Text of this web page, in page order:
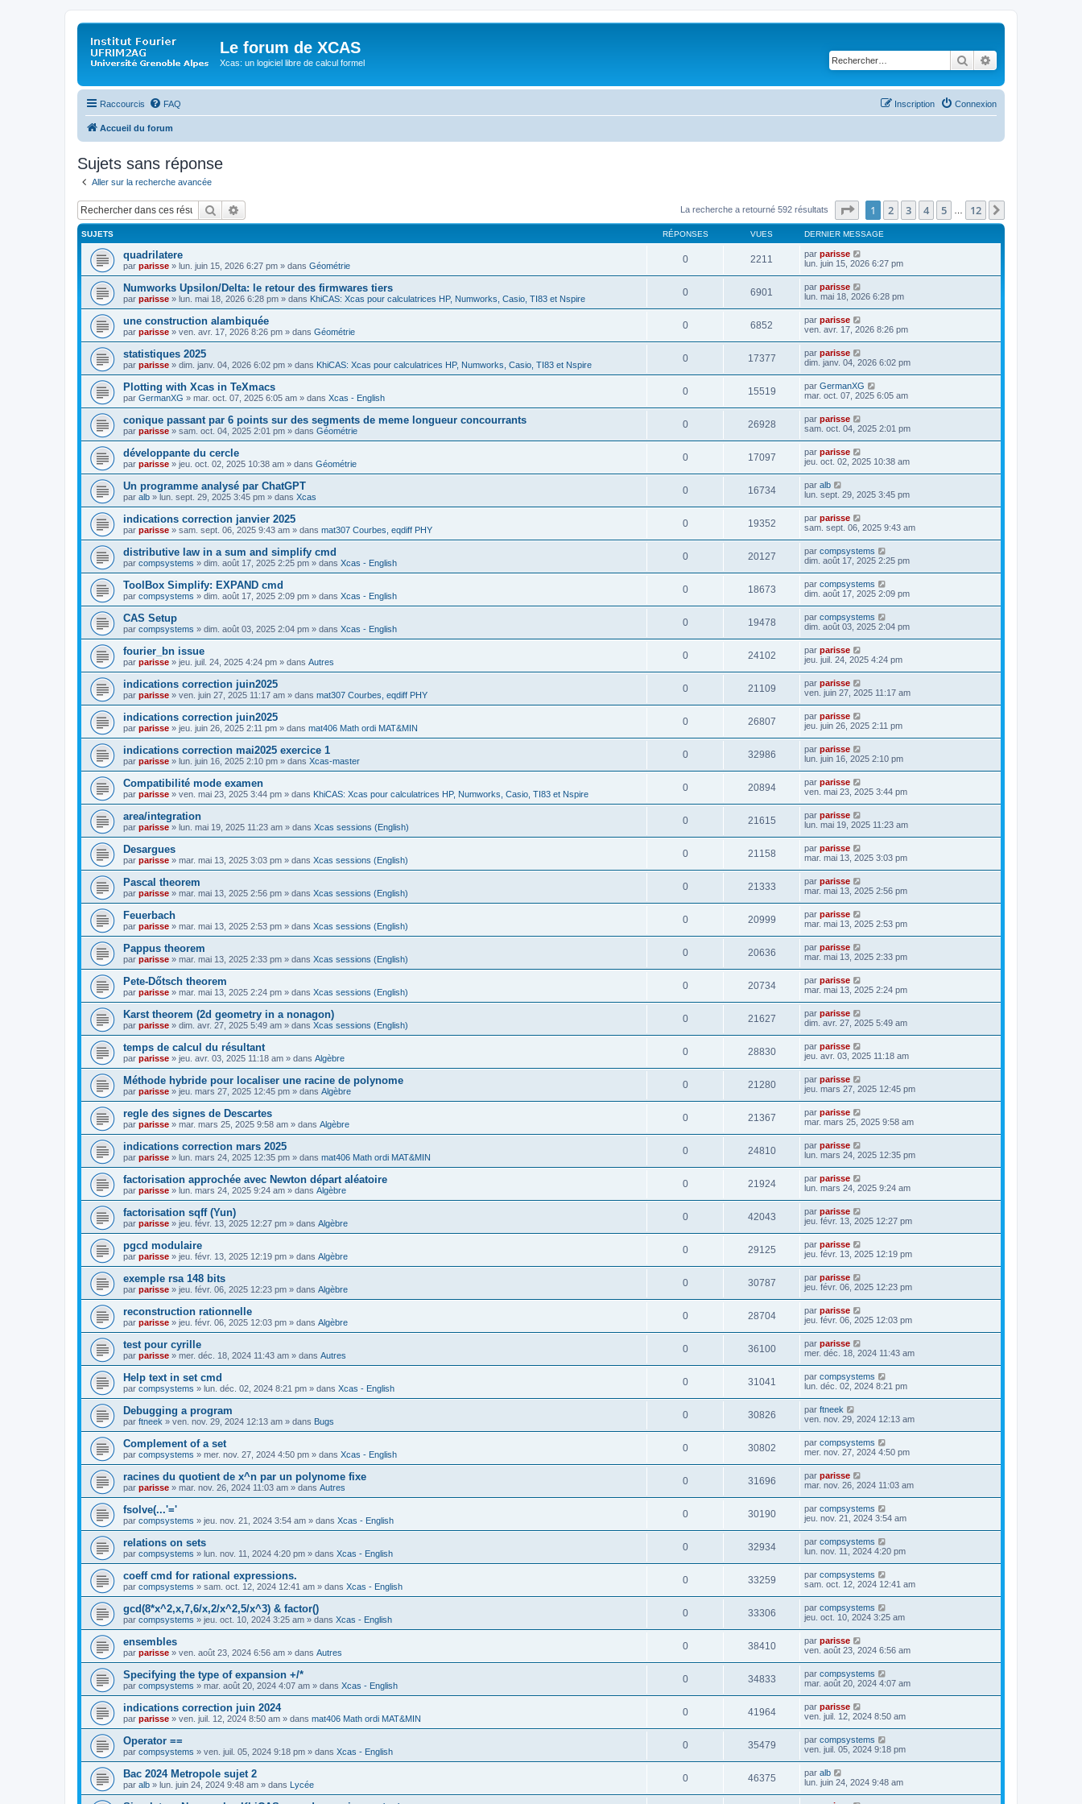
Le forum de XCAS
Xcas: un logiciel libre de calcul formel Rechercher
Raccourcis FAQ Connexion
Inscription
Accueil du forum
Sujets sans réponse
Aller sur la recherche avancée
Rechercher La recherche a retourné 592 résultats Page sur12
1 2 3 4 5 12
SUJETS RÉPONSES VUES DERNIER MESSAGE
quadrilatere
par parisse » lun. juin 15, 2026 6:27 pm » dans Géométrie
0 2211 par parisse
lun. juin 15, 2026 6:27 pm
Numworks Upsilon/Delta: le retour des firmwares tiers
par parisse » lun. mai 18, 2026 6:28 pm » dans KhiCAS: Xcas pour calculatrices HP, Numworks, Casio, TI83 et Nspire
0 6901 par parisse
lun. mai 18, 2026 6:28 pm
une construction alambiquée
par parisse » ven. avr. 17, 2026 8:26 pm » dans Géométrie
0 6852 par parisse
ven. avr. 17, 2026 8:26 pm
statistiques 2025
par parisse » dim. janv. 04, 2026 6:02 pm » dans KhiCAS: Xcas pour calculatrices HP, Numworks, Casio, TI83 et Nspire
0 17377 par parisse
dim. janv. 04, 2026 6:02 pm
Plotting with Xcas in TeXmacs
par GermanXG » mar. oct. 07, 2025 6:05 am » dans Xcas - English
0 15519 par GermanXG
mar. oct. 07, 2025 6:05 am
conique passant par 6 points sur des segments de meme longueur concourrants
par parisse » sam. oct. 04, 2025 2:01 pm » dans Géométrie
0 26928 par parisse
sam. oct. 04, 2025 2:01 pm
développante du cercle
par parisse » jeu. oct. 02, 2025 10:38 am » dans Géométrie
0 17097 par parisse
jeu. oct. 02, 2025 10:38 am
Un programme analysé par ChatGPT
par alb » lun. sept. 29, 2025 3:45 pm » dans Xcas
0 16734 par alb
lun. sept. 29, 2025 3:45 pm
indications correction janvier 2025
par parisse » sam. sept. 06, 2025 9:43 am » dans mat307 Courbes, eqdiff PHY
0 19352 par parisse
sam. sept. 06, 2025 9:43 am
distributive law in a sum and simplify cmd
par compsystems » dim. août 17, 2025 2:25 pm » dans Xcas - English
0 20127 par compsystems
dim. août 17, 2025 2:25 pm
ToolBox Simplify: EXPAND cmd
par compsystems » dim. août 17, 2025 2:09 pm » dans Xcas - English
0 18673 par compsystems
dim. août 17, 2025 2:09 pm
CAS Setup
par compsystems » dim. août 03, 2025 2:04 pm » dans Xcas - English
0 19478 par compsystems
dim. août 03, 2025 2:04 pm
fourier_bn issue
par parisse » jeu. juil. 24, 2025 4:24 pm » dans Autres
0 24102 par parisse
jeu. juil. 24, 2025 4:24 pm
indications correction juin2025
par parisse » ven. juin 27, 2025 11:17 am » dans mat307 Courbes, eqdiff PHY
0 21109 par parisse
ven. juin 27, 2025 11:17 am
indications correction juin2025
par parisse » jeu. juin 26, 2025 2:11 pm » dans mat406 Math ordi MAT&MIN
0 26807 par parisse
jeu. juin 26, 2025 2:11 pm
indications correction mai2025 exercice 1
par parisse » lun. juin 16, 2025 2:10 pm » dans Xcas-master
0 32986 par parisse
lun. juin 16, 2025 2:10 pm
Compatibilité mode examen
par parisse » ven. mai 23, 2025 3:44 pm » dans KhiCAS: Xcas pour calculatrices HP, Numworks, Casio, TI83 et Nspire
0 20894 par parisse
ven. mai 23, 2025 3:44 pm
area/integration
par parisse » lun. mai 19, 2025 11:23 am » dans Xcas sessions (English)
0 21615 par parisse
lun. mai 19, 2025 11:23 am
Desargues
par parisse » mar. mai 13, 2025 3:03 pm » dans Xcas sessions (English)
0 21158 par parisse
mar. mai 13, 2025 3:03 pm
Pascal theorem
par parisse » mar. mai 13, 2025 2:56 pm » dans Xcas sessions (English)
0 21333 par parisse
mar. mai 13, 2025 2:56 pm
Feuerbach
par parisse » mar. mai 13, 2025 2:53 pm » dans Xcas sessions (English)
0 20999 par parisse
mar. mai 13, 2025 2:53 pm
Pappus theorem
par parisse » mar. mai 13, 2025 2:33 pm » dans Xcas sessions (English)
0 20636 par parisse
mar. mai 13, 2025 2:33 pm
Pete-Dőtsch theorem
par parisse » mar. mai 13, 2025 2:24 pm » dans Xcas sessions (English)
0 20734 par parisse
mar. mai 13, 2025 2:24 pm
Karst theorem (2d geometry in a nonagon)
par parisse » dim. avr. 27, 2025 5:49 am » dans Xcas sessions (English)
0 21627 par parisse
dim. avr. 27, 2025 5:49 am
temps de calcul du résultant
par parisse » jeu. avr. 03, 2025 11:18 am » dans Algèbre
0 28830 par parisse
jeu. avr. 03, 2025 11:18 am
Méthode hybride pour localiser une racine de polynome
par parisse » jeu. mars 27, 2025 12:45 pm » dans Algèbre
0 21280 par parisse
jeu. mars 27, 2025 12:45 pm
regle des signes de Descartes
par parisse » mar. mars 25, 2025 9:58 am » dans Algèbre
0 21367 par parisse
mar. mars 25, 2025 9:58 am
indications correction mars 2025
par parisse » lun. mars 24, 2025 12:35 pm » dans mat406 Math ordi MAT&MIN
0 24810 par parisse
lun. mars 24, 2025 12:35 pm
factorisation approchée avec Newton départ aléatoire
par parisse » lun. mars 24, 2025 9:24 am » dans Algèbre
0 21924 par parisse
lun. mars 24, 2025 9:24 am
factorisation sqff (Yun)
par parisse » jeu. févr. 13, 2025 12:27 pm » dans Algèbre
0 42043 par parisse
jeu. févr. 13, 2025 12:27 pm
pgcd modulaire
par parisse » jeu. févr. 13, 2025 12:19 pm » dans Algèbre
0 29125 par parisse
jeu. févr. 13, 2025 12:19 pm
exemple rsa 148 bits
par parisse » jeu. févr. 06, 2025 12:23 pm » dans Algèbre
0 30787 par parisse
jeu. févr. 06, 2025 12:23 pm
reconstruction rationnelle
par parisse » jeu. févr. 06, 2025 12:03 pm » dans Algèbre
0 28704 par parisse
jeu. févr. 06, 2025 12:03 pm
test pour cyrille
par parisse » mer. déc. 18, 2024 11:43 am » dans Autres
0 36100 par parisse
mer. déc. 18, 2024 11:43 am
Help text in set cmd
par compsystems » lun. déc. 02, 2024 8:21 pm » dans Xcas - English
0 31041 par compsystems
lun. déc. 02, 2024 8:21 pm
Debugging a program
par ftneek » ven. nov. 29, 2024 12:13 am » dans Bugs
0 30826 par ftneek
ven. nov. 29, 2024 12:13 am
Complement of a set
par compsystems » mer. nov. 27, 2024 4:50 pm » dans Xcas - English
0 30802 par compsystems
mer. nov. 27, 2024 4:50 pm
racines du quotient de x^n par un polynome fixe
par parisse » mar. nov. 26, 2024 11:03 am » dans Autres
0 31696 par parisse
mar. nov. 26, 2024 11:03 am
fsolve(...'='
par compsystems » jeu. nov. 21, 2024 3:54 am » dans Xcas - English
0 30190 par compsystems
jeu. nov. 21, 2024 3:54 am
relations on sets
par compsystems » lun. nov. 11, 2024 4:20 pm » dans Xcas - English
0 32934 par compsystems
lun. nov. 11, 2024 4:20 pm
coeff cmd for rational expressions.
par compsystems » sam. oct. 12, 2024 12:41 am » dans Xcas - English
0 33259 par compsystems
sam. oct. 12, 2024 12:41 am
gcd(8*x^2,x,7,6/x,2/x^2,5/x^3) & factor()
par compsystems » jeu. oct. 10, 2024 3:25 am » dans Xcas - English
0 33306 par compsystems
jeu. oct. 10, 2024 3:25 am
ensembles
par parisse » ven. août 23, 2024 6:56 am » dans Autres
0 38410 par parisse
ven. août 23, 2024 6:56 am
Specifying the type of expansion +/*
par compsystems » mar. août 20, 2024 4:07 am » dans Xcas - English
0 34833 par compsystems
mar. août 20, 2024 4:07 am
indications correction juin 2024
par parisse » ven. juil. 12, 2024 8:50 am » dans mat406 Math ordi MAT&MIN
0 41964 par parisse
ven. juil. 12, 2024 8:50 am
Operator ==
par compsystems » ven. juil. 05, 2024 9:18 pm » dans Xcas - English
0 35479 par compsystems
ven. juil. 05, 2024 9:18 pm
Bac 2024 Metropole sujet 2
par alb » lun. juin 24, 2024 9:48 am » dans Lycée
0 46375 par alb
lun. juin 24, 2024 9:48 am